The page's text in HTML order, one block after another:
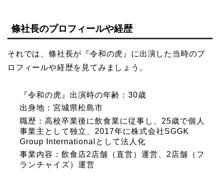
條社長のプロフィールや経歴
それでは、條社長が『令和の虎』に出演した当時のプ
ロフィールや経歴を見てみましょう。
『令和の虎』出演時の年齢：30歳
出身地：宮城県松島市
職歴：高校卒業後に飲食業に従事し、25歳で個人
事業主として独立、2017年に株式会社SGGK
Group Internationalとして法人化
事業内容：飲食店2店舗（直営）運営、2店舗（フ
ランチャイズ）運営